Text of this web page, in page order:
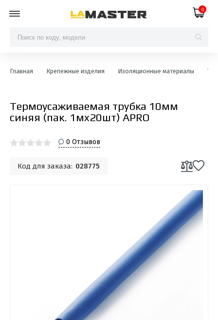
0
Главная Крепежные изделия Изоляционные материалы
Термоусаживаемая трубка 10мм
синяя (пак. 1мx20шт) APRO
0 Отзывов
Код для заказа: 028775